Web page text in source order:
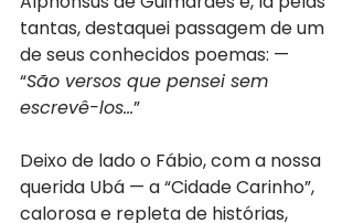
tantas, destaquei passagem de um
de seus conhecidos poemas: —
“São versos que pensei sem
escrevê-los...”
Deixo de lado o Fábio, com a nossa
querida Ubá — a “Cidade Carinho”,
calorosa e repleta de histórias,